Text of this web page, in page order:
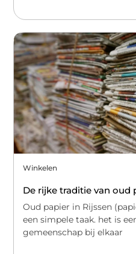
Winkelen
De rijke traditie van oud
Oud papier in Rijssen
een simpele taak. het is
gemeenschap bij elkaar